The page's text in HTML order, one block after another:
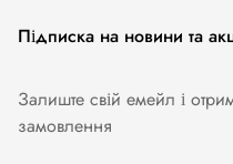
Жіноча білизна
Купальники
Колготи. Панчохи.
Підписка на новини та
Залиште свій емейл і
замовлення